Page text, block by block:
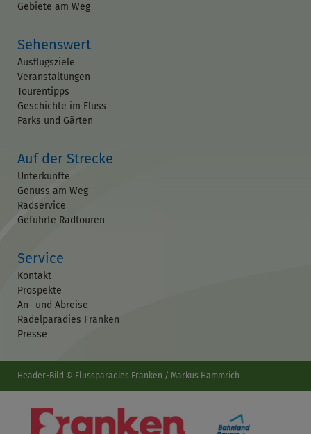
Gebiete am Weg
Sehenswert
Ausflugsziele
Veranstaltungen
Tourentipps
Geschichte im Fluss
Parks und Gärten
Auf der Strecke
Unterkünfte
Genuss am Weg
Radservice
Geführte Radtouren
Service
Kontakt
Prospekte
An- und Abreise
Radelparadies Franken
Presse
Header-Bild © Flussparadies Franken / Markus Hammrich